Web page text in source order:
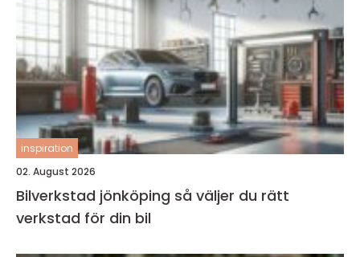
inspiration
02. August 2026
Bilverkstad jönköping så väljer du rätt
verkstad för din bil